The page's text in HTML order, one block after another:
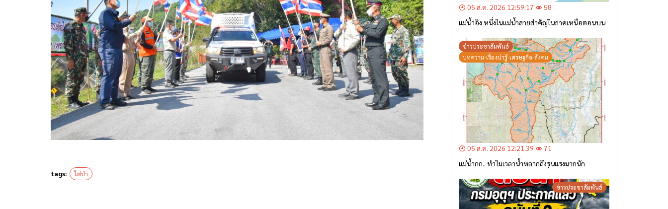
tags: ไฟป่า
05 ส.ค. 2026 12:59:17
58
แม่น้ำอิง หนึ่งในแม่น้ำสายสำคัญในภาคเหนือตอนบน
ข่าวประชาสัมพันธ์
บทความ-เรื่องน่ารู้-เศรษฐกิจ-สังคม
05 ส.ค. 2026 12:21:39
71
แม่น้ำกก.. ทำไมเวลาน้ำหลากถึงรุนแรงมากนัก
ข่าวประชาสัมพันธ์